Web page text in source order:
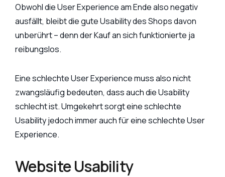
Obwohl die User Experience am Ende also negativ
ausfällt, bleibt die gute Usability des Shops davon
unberührt – denn der Kauf an sich funktionierte ja
reibungslos.
Eine schlechte User Experience muss also nicht
zwangsläufig bedeuten, dass auch die Usability
schlecht ist. Umgekehrt sorgt eine schlechte
Usability jedoch immer auch für eine schlechte User
Experience.
Website Usability